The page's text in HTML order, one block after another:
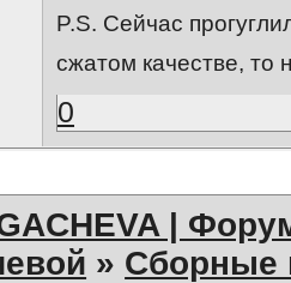
P.S. Сейчас
сжатом качестве, то
0
|
» Сборные